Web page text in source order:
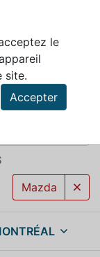
le
site.
Accepter
Mazda